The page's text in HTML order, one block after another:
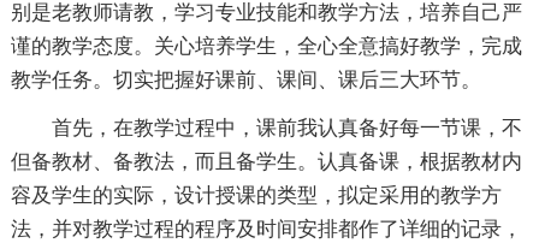
别是老教师请教，学习专业技能和教学方法，培养自己严
谨的教学态度。关心培养学生，全心全意搞好教学，完成
教学任务。切实把握好课前、课间、课后三大环节。
首先，在教学过程中，课前我认真备好每一节课，不
但备教材、备教法，而且备学生。认真备课，根据教材内
容及学生的实际，设计授课的类型，拟定采用的教学方
法，并对教学过程的程序及时间安排都作了详细的记录，